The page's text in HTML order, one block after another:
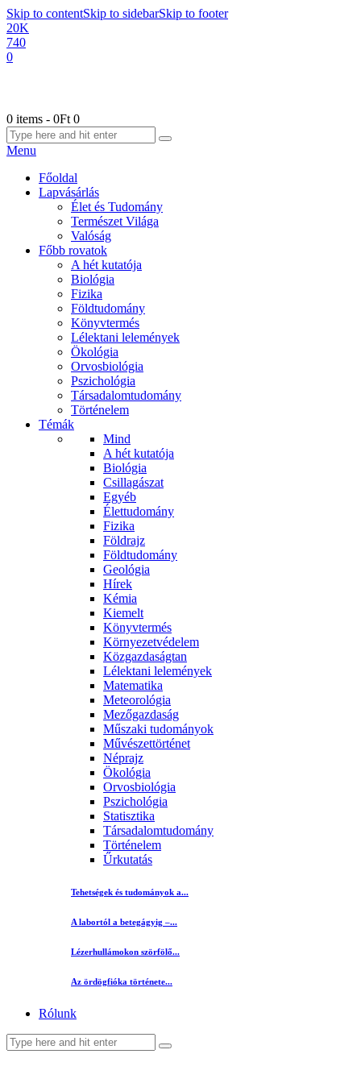
Skip to contentSkip to sidebarSkip to footer
20K
740
0
0 items - 0Ft 0
Menu
Főoldal
Lapvásárlás
Élet és Tudomány
Természet Világa
Valóság
Főbb rovatok
A hét kutatója
Biológia
Fizika
Földtudomány
Könyvtermés
Lélektani lelemények
Ökológia
Orvosbiológia
Pszichológia
Társadalomtudomány
Történelem
Témák
Mind
A hét kutatója
Biológia
Csillagászat
Egyéb
Élettudomány
Fizika
Földrajz
Földtudomány
Geológia
Hírek
Kémia
Kiemelt
Könyvtermés
Környezetvédelem
Közgazdaságtan
Lélektani lelemények
Matematika
Meteorológia
Mezőgazdaság
Műszaki tudományok
Művészettörténet
Néprajz
Ökológia
Orvosbiológia
Pszichológia
Statisztika
Társadalomtudomány
Történelem
Űrkutatás
Tehetségek és tudományok a...
A labortól a betegágyig –...
Lézerhullámokon szörfölő...
Az ördögfióka története...
Rólunk